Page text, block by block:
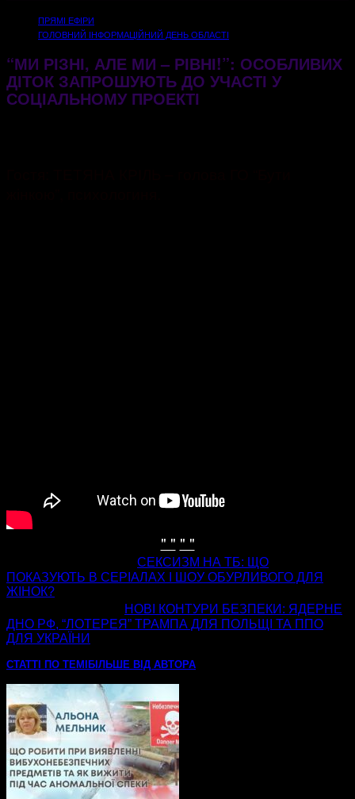
ПРЯМІ ЕФІРИ
ГОЛОВНИЙ ІНФОРМАЦІЙНИЙ ДЕНЬ ОБЛАСТІ
“МИ РІЗНІ, АЛЕ МИ – РІВНІ!”: ОСОБЛИВИХ
ДІТОК ЗАПРОШУЮТЬ ДО УЧАСТІ У
СОЦІАЛЬНОМУ ПРОЕКТІ
" " " "
СЕКСИЗМ НА ТБ: ЩО
ПОКАЗУЮТЬ В СЕРІАЛАХ І ШОУ ОБУРЛИВОГО ДЛЯ
ЖІНОК?
НОВІ КОНТУРИ БЕЗПЕКИ: ЯДЕРНЕ
ДНО РФ, “ЛОТЕРЕЯ” ТРАМПА ДЛЯ ПОЛЬЩІ ТА ППО
ДЛЯ УКРАЇНИ
СТАТТІ ПО ТЕМІ БІЛЬШЕ ВІД АВТОРА